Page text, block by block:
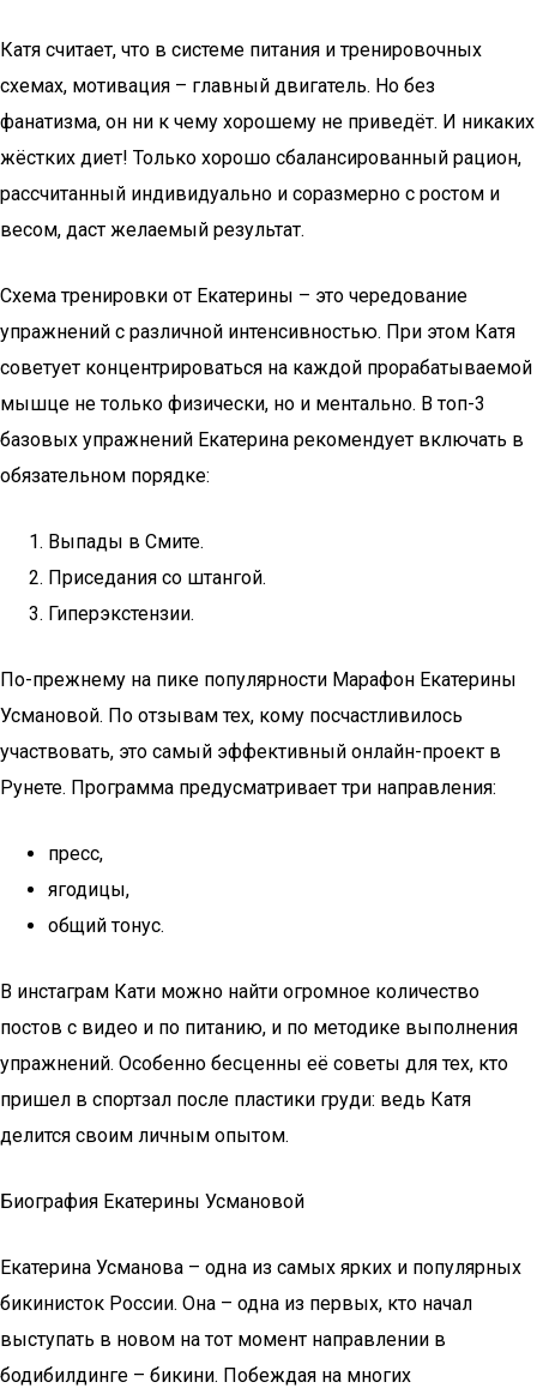
Катя считает, что в системе питания и тренировочных
схемах, мотивация – главный двигатель. Но без
фанатизма, он ни к чему хорошему не приведёт. И никаких
жёстких диет! Только хорошо сбалансированный рацион,
рассчитанный индивидуально и соразмерно с ростом и
весом, даст желаемый результат.
Схема тренировки от Екатерины – это чередование
упражнений с различной интенсивностью. При этом Катя
советует концентрироваться на каждой прорабатываемой
мышце не только физически, но и ментально. В топ-3
базовых упражнений Екатерина рекомендует включать в
обязательном порядке:
Выпады в Смите.
Приседания со штангой.
Гиперэкстензии.
По-прежнему на пике популярности Марафон Екатерины
Усмановой. По отзывам тех, кому посчастливилось
участвовать, это самый эффективный онлайн-проект в
Рунете. Программа предусматривает три направления:
пресс,
ягодицы,
общий тонус.
В инстаграм Кати можно найти огромное количество
постов с видео и по питанию, и по методике выполнения
упражнений. Особенно бесценны её советы для тех, кто
пришел в спортзал после пластики груди: ведь Катя
делится своим личным опытом.
Биография Екатерины Усмановой
Екатерина Усманова – одна из самых ярких и популярных
бикинисток России. Она – одна из первых, кто начал
выступать в новом на тот момент направлении в
бодибилдинге – бикини. Побеждая на многих